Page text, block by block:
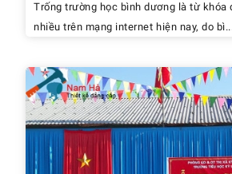
Trống trường học bình dương là từ
nhiều trên mạng internet hiện nay, do